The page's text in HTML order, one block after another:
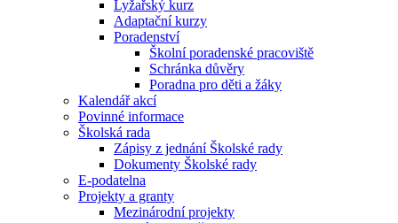
Lyžařský kurz
Adaptační kurzy
Poradenství
Školní poradenské pracoviště
Schránka důvěry
Poradna pro děti a žáky
Kalendář akcí
Povinné informace
Školská rada
Zápisy z jednání Školské rady
Dokumenty Školské rady
E-podatelna
Projekty a granty
Mezinárodní projekty